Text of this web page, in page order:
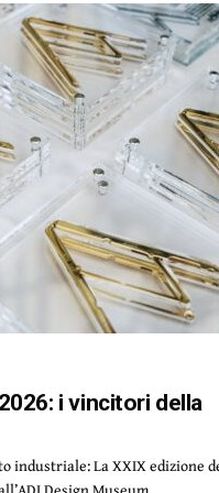
i vincitori della
industriale: La XXIX edizione